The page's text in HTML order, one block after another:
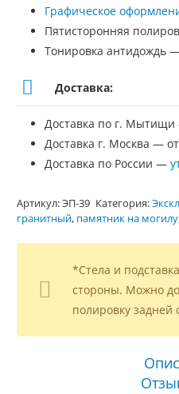
Графическое
Пятисторонняя
Тонировка антидождь
Доставка:
Доставка по г. Мытищи
Доставка г. Москва —
Доставка по России —
Артикул:ЭП-39 Категория:
гранитный, памятник на могилу
*Стела и
стороны. Можно
полировку задней